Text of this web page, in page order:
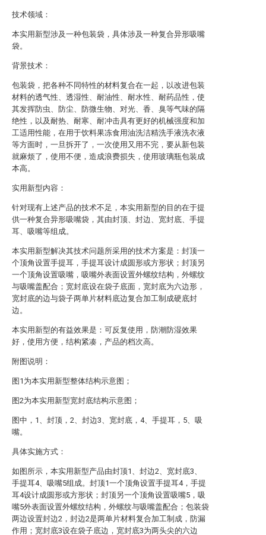
技术领域：
本实用新型涉及一种包装袋，具体涉及一种复合异形吸嘴
袋。
背景技术：
包装袋，把各种不同特性的材料复合在一起，以改进包装
材料的透气性、透湿性、耐油性、耐水性、耐药品性，使
其发挥防虫、防尘、防微生物、对光、香、臭等气味的隔
绝性，以及耐热、耐寒、耐冲击具有更好的机械强度和加
工适用性能，在用于饮料果冻食用油洗洁精洗手液洗衣液
等方面时，一旦拆开了，一次使用又用不完，要从新包装
就麻烦了，使用不便，造成浪费损失，使用玻璃瓶包装成
本高。
实用新型内容：
针对现有上述产品的技术不足，本实用新型的目的在于提
供一种复合异形吸嘴袋，其由封顶、封边、宽封底、手提
耳、吸嘴等组成。
本实用新型解决其技术问题所采用的技术方案是：封顶一
个顶角设置手提耳，手提耳设计成圆形或方形状；封顶另
一个顶角设置吸嘴，吸嘴外表面设置外螺纹结构，外螺纹
与吸嘴盖配合；宽封底设在袋子底面，宽封底为六边形，
宽封底的边与袋子两单片材料底边复合加工制成硬底封
边。
本实用新型的有益效果是：可反复使用，防潮防湿效果
好，使用方便，结构紧凑，产品的档次高。
附图说明：
图1为本实用新型整体结构示意图；
图2为本实用新型宽封底结构示意图；
图中，1、封顶，2、封边3、宽封底，4、手提耳，5、吸
嘴。
具体实施方式：
如图所示，本实用新型产品由封顶1、封边2、宽封底3、
手提耳4、吸嘴5组成。封顶1一个顶角设置手提耳4，手提
耳4设计成圆形或方形状；封顶另一个顶角设置吸嘴5，吸
嘴5外表面设置外螺纹结构，外螺纹与吸嘴盖配合；包装袋
两边设置封边2，封边2是两单片材料复合加工制成，防漏
作用；宽封底3设在袋子底边，宽封底3为两头尖的六边